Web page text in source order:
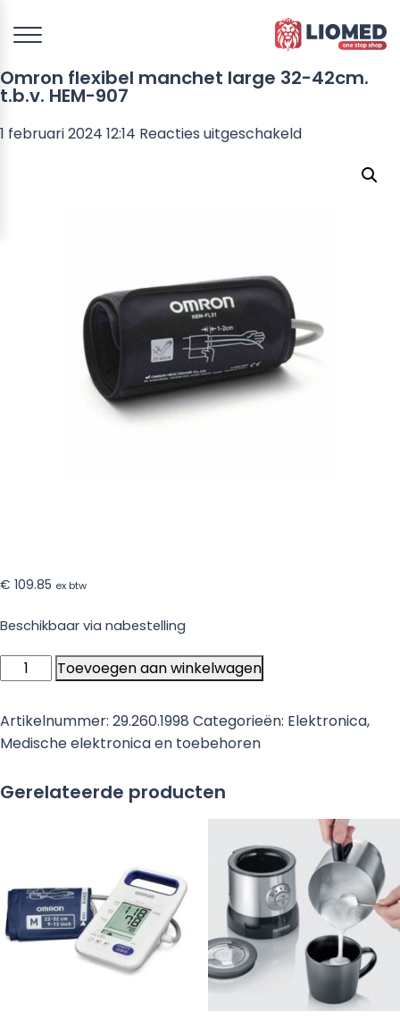
Omron flexibel manchet large 32-42cm.
t.b.v. HEM-907
1 februari 2024 12:14 Reacties uitgeschakeldvoor
907
€ 109.85 ex btw
Beschikbaar via nabestelling
Omron
flexibel
manchet
large
32-
t.b.v.
Toevoegen aan winkelwagen
Artikelnummer: 29.260.1998 Categorieën: Elektronica,
Medische elektronica en toebehoren
Gerelateerde producten